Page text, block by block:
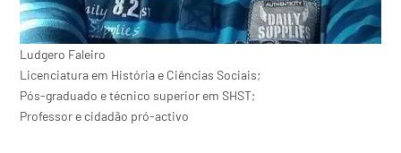
Ludgero Faleiro
Licenciatura em História e Ciências Sociais;
Pós-graduado e técnico superior em SHST;
Professor e cidadão pró-activo